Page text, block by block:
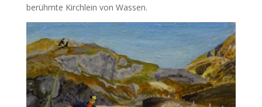
berühmte Kirchlein von Wassen.